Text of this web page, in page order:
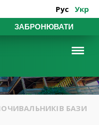
Рус Укр
ЗАБРОНЮВАТИ
БАЗИ